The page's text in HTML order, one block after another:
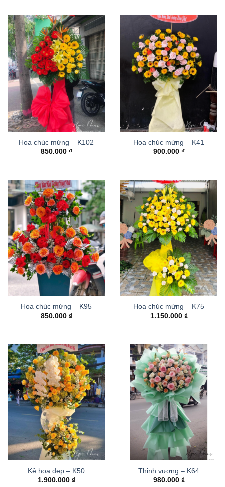
Hoa chúc mừng – K102
850.000 ₫
Hoa chúc mừng – K41
900.000 ₫
Hoa chúc mừng – K95
850.000 ₫
Hoa chúc mừng – K75
1.150.000 ₫
Kệ hoa đẹp – K50
1.900.000 ₫
Thinh vượng – K64
980.000 ₫